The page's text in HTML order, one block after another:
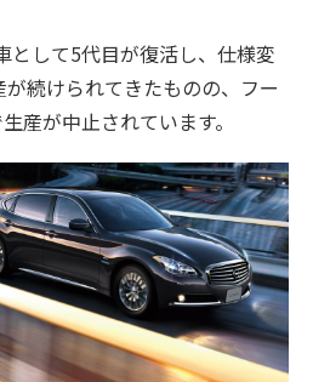
として5代目が復活し、仕様変
続けられてきたものの、フー
産が中止されています。